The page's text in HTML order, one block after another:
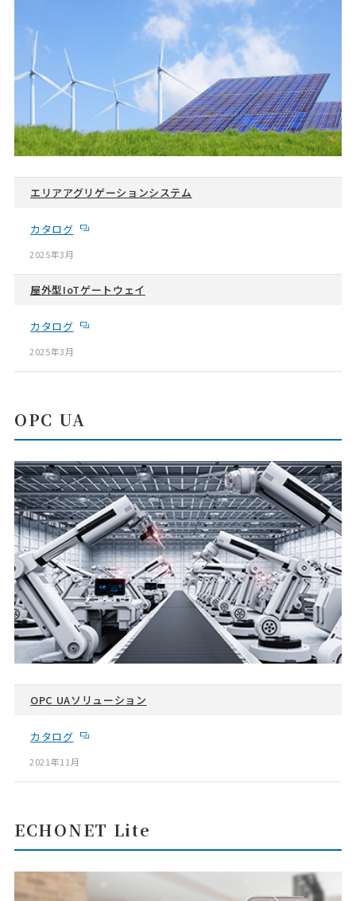
エリアアグリゲーションシステム
カタログ
2025年3月
屋外型IoTゲートウェイ
カタログ
2025年3月
OPC UA
OPC UAソリューション
カタログ
2021年11月
ECHONET Lite